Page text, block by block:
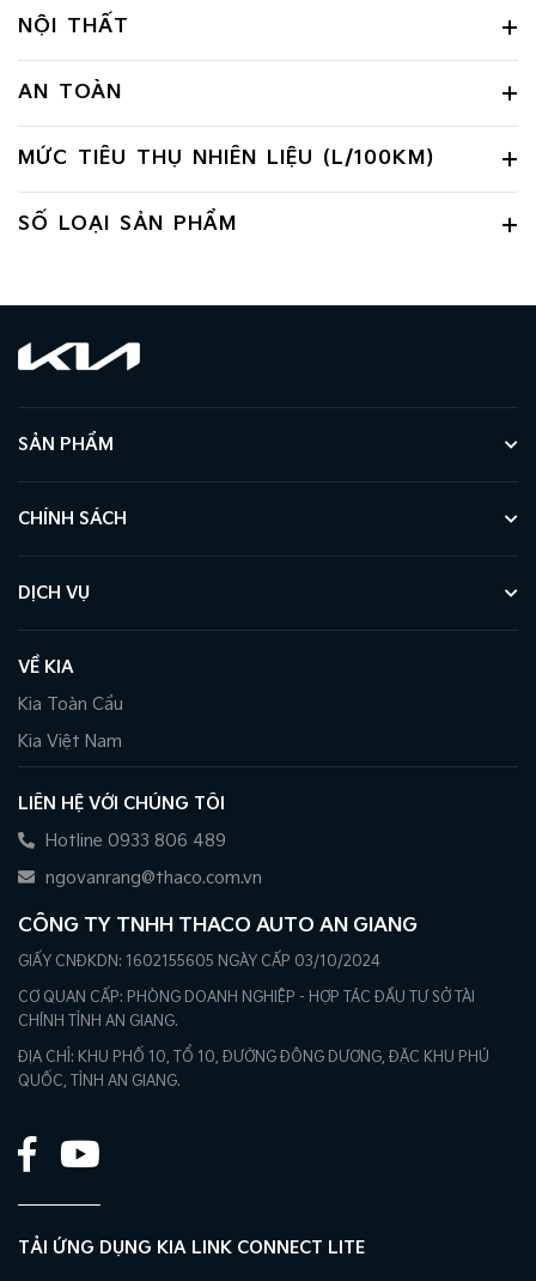
NỘI THẤT
AN TOÀN
MỨC TIÊU THỤ NHIÊN LIỆU (L/100KM)
SỐ LOẠI SẢN PHẨM
SẢN PHẨM
CHÍNH SÁCH
DỊCH VỤ
VỀ KIA
Kia Toàn Cầu
Kia Việt Nam
LIÊN HỆ VỚI CHÚNG TÔI
Hotline 0933 806 489
ngovanrang@thaco.com.vn
CÔNG TY TNHH THACO AUTO AN GIANG
GIẤY CNĐKDN: 1602155605 NGÀY CẤP 03/10/2024
CƠ QUAN CẤP: PHÒNG DOANH NGHIỆP - HỢP TÁC ĐẦU TƯ SỞ TÀI
CHÍNH TỈNH AN GIANG.
ĐỊA CHỈ: KHU PHỐ 10, TỔ 10, ĐƯỜNG ĐÔNG DƯƠNG, ĐẶC KHU PHÚ
QUỐC, TỈNH AN GIANG.
TẢI ỨNG DỤNG KIA LINK CONNECT LITE